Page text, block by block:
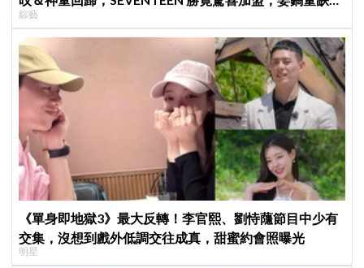
成最大焦點
綜藝
《單身即地獄3》最大反轉！李官熙、劉恃蘟節目中少有
交集，沒想到戲外低調交往成真，甜蜜約會照曝光
明星